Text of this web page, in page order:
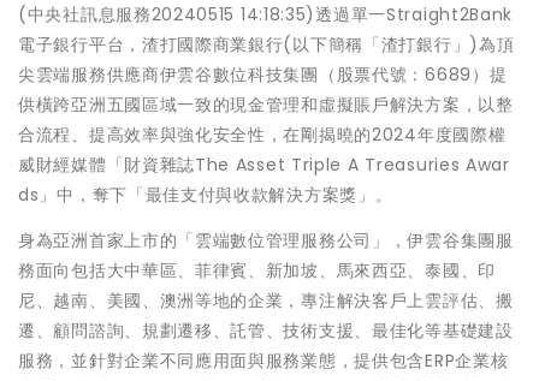
(中央社訊息服務20240515 14:18:35)透過單一Straight2Bank
電子銀行平台，渣打國際商業銀行(以下簡稱「渣打銀行」)為頂
尖雲端服務供應商伊雲谷數位科技集團（股票代號：6689）提
供橫跨亞洲五國區域一致的現金管理和虛擬賬戶解決方案，以整
合流程、提高效率與強化安全性，在剛揭曉的2024年度國際權
威財經媒體「財資雜誌The Asset Triple A Treasuries Awar
ds」中，奪下「最佳支付與收款解決方案獎」。
身為亞洲首家上市的「雲端數位管理服務公司」，伊雲谷集團服
務面向包括大中華區、菲律賓、新加坡、馬來西亞、泰國、印
尼、越南、美國、澳洲等地的企業，專注解決客戶上雲評估、搬
遷、顧問諮詢、規劃遷移、託管、技術支援、最佳化等基礎建設
服務，並針對企業不同應用面與服務業態，提供包含ERP企業核